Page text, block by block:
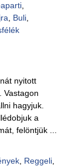
,
Buli,
nyitott
Vastagon
hagyjuk.
a
felöntjük ...
, Reggeli,